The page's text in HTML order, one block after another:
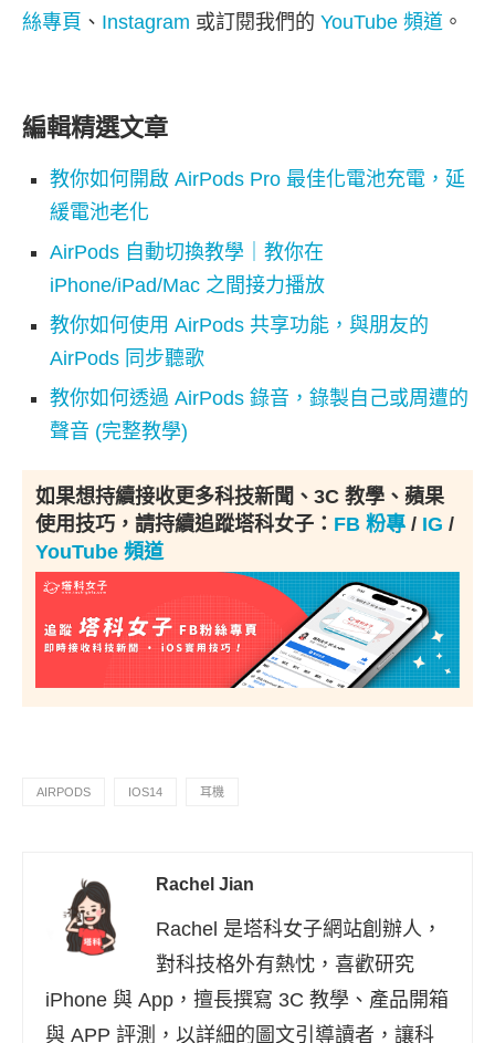
絲專頁 、 Instagram 或訂閱我們的 YouTube 頻道 。
編輯精選文章
教你如何開啟 AirPods Pro 最佳化電池充電，延
緩電池老化
AirPods 自動切換教學｜教你在
iPhone/iPad/Mac 之間接力播放
教你如何使用 AirPods 共享功能，與朋友的
AirPods 同步聽歌
教你如何透過 AirPods 錄音，錄製自己或周遭的
聲音 (完整教學)
如果想持續接收更多科技新聞、3C 教學、蘋果
使用技巧，請持續追蹤塔科女子： FB 粉專 / IG /
YouTube 頻道
AIRPODS IOS14 耳機
Rachel Jian
Rachel 是塔科女子網站創辦人，
對科技格外有熱忱，喜歡研究
iPhone 與 App，擅長撰寫 3C 教學、產品開箱
與 APP 評測，以詳細的圖文引導讀者，讓科